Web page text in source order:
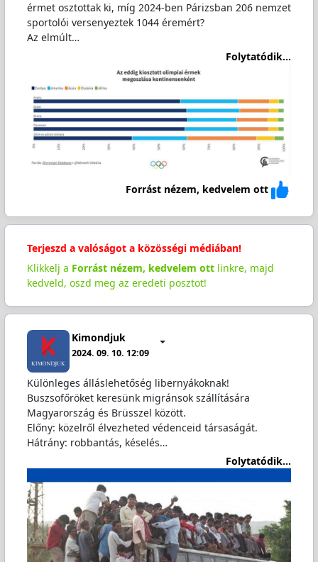
érmet osztottak ki, míg 2024-ben Párizsban 206 nemzet
sportolói versenyeztek 1044 éremért?
Az elmúlt…
Folytatódik...
Forrást nézem, kedvelem ott
Terjeszd a valóságot a közösségi médiában!
Klikkelj a Forrást nézem, kedvelem ottlinkre, majd
kedveld, oszd meg az eredeti posztot!
Kimondjuk
2024. 09. 10. 12:09
Különleges álláslehetőség libernyákoknak!
Buszsofőröket keresünk migránsok szállítására
Magyarország és Brüsszel között.
Előny: közelről élvezheted védenceid társaságát.
Hátrány: robbantás, késelés…
Folytatódik...